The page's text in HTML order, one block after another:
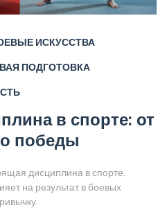
ИСКУССТВА
ПОДГОТОВКА
в спорте: от
победы
дисциплина в спорте.
на результат в боевых